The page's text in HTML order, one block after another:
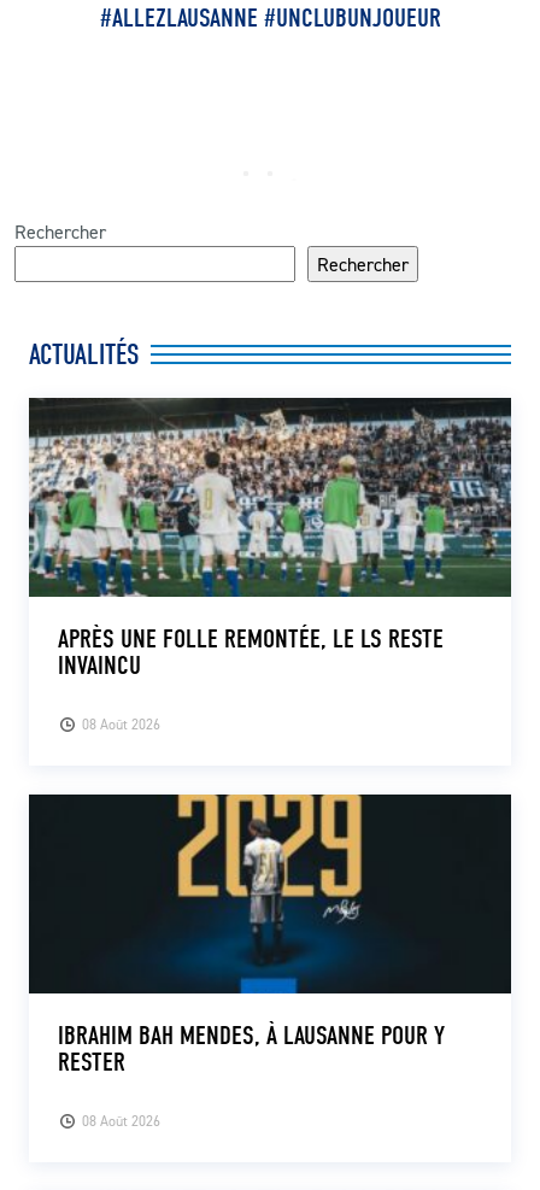
L’APP DU LS#ALLEZLAUSANNE #UNCLUBUNJOUEUR
Rechercher
Rechercher
ACTUALITÉS
08 Août 2026
APRÈS UNE FOLLE REMONTÉE, LE LS RESTE
INVAINCU
08 Août 2026
IBRAHIM BAH MENDES, À LAUSANNE POUR Y
RESTER